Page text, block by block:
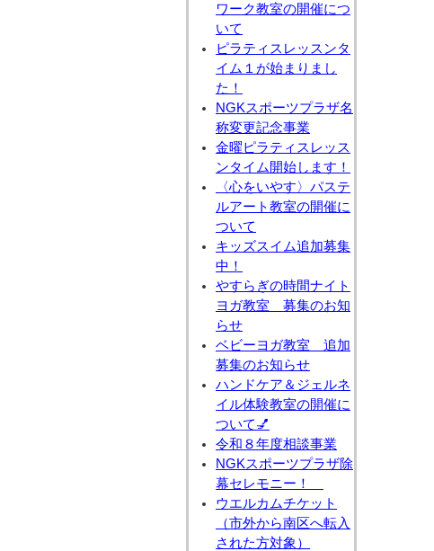
ワーク教室の開催につ
いて
ピラティスレッスンタ
イム１が始まりまし
た！
NGKスポーツプラザ名
称変更記念事業
金曜ピラティスレッス
ンタイム開始します！
〈心をいやす〉パステ
ルアート教室の開催に
ついて
キッズスイム追加募集
中！
やすらぎの時間ナイト
ヨガ教室 募集のお知
らせ
ベビーヨガ教室 追加
募集のお知らせ
ハンドケア＆ジェルネ
イル体験教室の開催に
ついて💅
令和８年度相談事業
NGKスポーツプラザ除
幕セレモニー！
ウエルカムチケット
（市外から南区へ転入
された方対象）